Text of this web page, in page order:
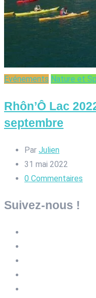
Evénements Nature et
Rhôn’Ô Lac
septembre
Par Julien
31 mai 2022
0 Commentaires
Suivez-nous !